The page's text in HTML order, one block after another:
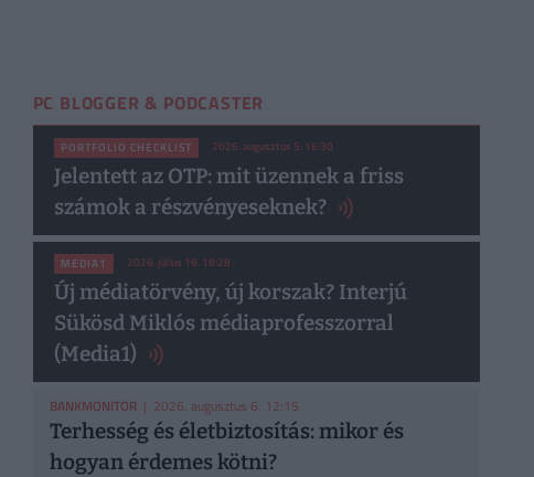
PC BLOGGER & PODCASTER
PORTFOLIO CHECKLIST 2026. augusztus 5. 16:30
Jelentett az OTP: mit üzennek a friss
számok a részvényeseknek?
MEDIA1 2026. július 16. 18:28
Új médiatörvény, új korszak? Interjú
Sükösd Miklós médiaprofesszorral
(Media1)
BANKMONITOR| 2026. augusztus 6. 12:15
Terhesség és életbiztosítás: mikor és
hogyan érdemes kötni?